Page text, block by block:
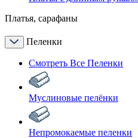
Платья, сарафаны
Пеленки
Смотреть Все Пеленки
Муслиновые пелёнки
Непромокаемые пеленки